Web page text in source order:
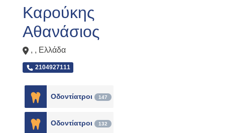
Καρούκης
Αθανάσιος
, , Ελλάδα
2104927111
Οδοντίατροι 147
Οδοντίατροι 132